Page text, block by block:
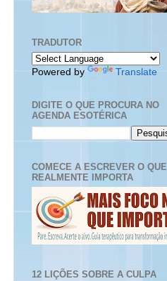
TRADUTOR
Powered by Translate
DIGITE O QUE PROCURA NO
AGENDA ESOTÉRICA
COMECE A ESCREVER O QUE
REALMENTE IMPORTA
12 LIÇÕES SOBRE A CULPA